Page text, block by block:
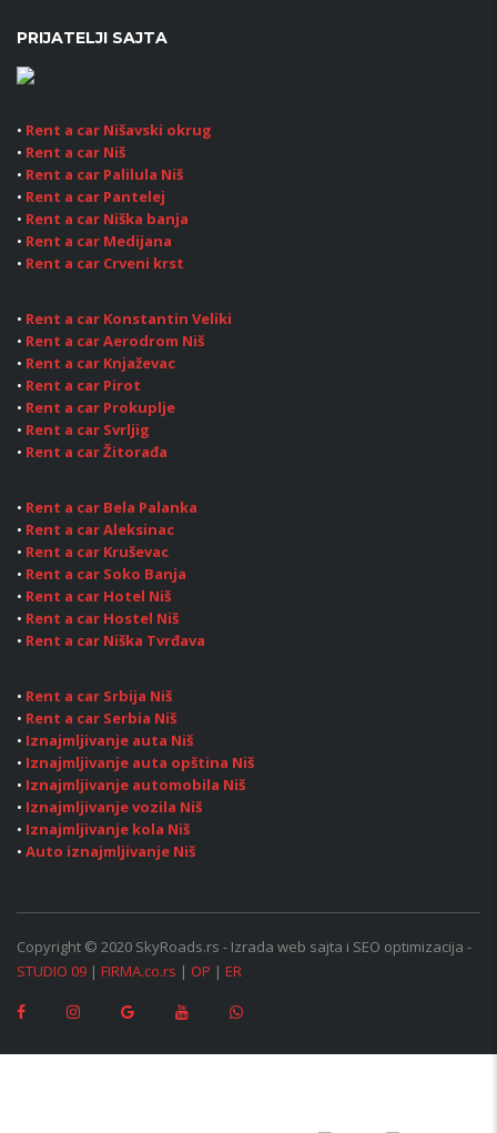
PRIJATELJI SAJTA
• Rent a car Nišavski okrug
• Rent a car Niš
• Rent a car Palilula Niš
• Rent a car Pantelej
• Rent a car Niška banja
• Rent a car Medijana
• Rent a car Crveni krst
• Rent a car Konstantin Veliki
• Rent a car Aerodrom Niš
• Rent a car Knjaževac
• Rent a car Pirot
• Rent a car Prokuplje
• Rent a car Svrljig
• Rent a car Žitorađa
• Rent a car Bela Palanka
• Rent a car Aleksinac
• Rent a car Kruševac
• Rent a car Soko Banja
• Rent a car Hotel Niš
• Rent a car Hostel Niš
• Rent a car Niška Tvrđava
• Rent a car Srbija Niš
• Rent a car Serbia Niš
• Iznajmljivanje auta Niš
• Iznajmljivanje auta opština Niš
• Iznajmljivanje automobila Niš
• Iznajmljivanje vozila Niš
• Iznajmljivanje kola Niš
• Auto iznajmljivanje Niš
Copyright © 2020 SkyRoads.rs - Izrada web sajta i SEO optimizacija -
STUDIO 09 | FIRMA.co.rs | OP | ER